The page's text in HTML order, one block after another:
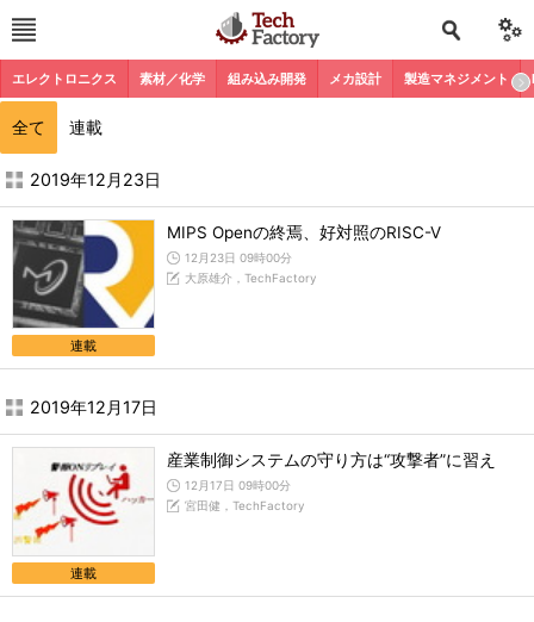
エレクトロニクス 素材／化学 組み込み開発 メカ設計 製造マネジメント
全て 連載
2019年12月の記事一覧 - TechFactory
2019年12月23日
連載
MIPS Openの終焉、好対照のRISC-V
12月23日 09時00分
大原雄介，TechFactory
2019年12月17日
連載
産業制御システムの守り方は“攻撃者”に習え
12月17日 09時00分
宮田健，TechFactory